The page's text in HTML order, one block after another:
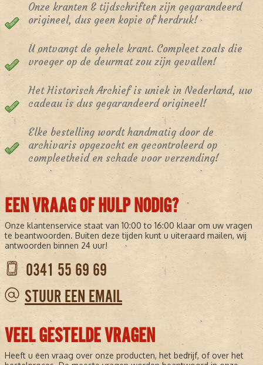
Onze kranten & tijdschriften zijn gegarandeerd
origineel, dus geen kopie of herdruk!
U ontvangt de gehele krant. Compleet zoals die
vroeger op de deurmat zou zijn gevallen!
Het Historisch Archief is uniek in Nederland, uw
cadeau is dus gegarandeerd origineel!
Elke bestelling wordt handmatig door de
archivaris opgezocht en gecontroleerd op
compleetheid en schade voor verzending!
EEN VRAAG OF HULP NODIG?
Onze klantenservice staat van 10:00 to 16:00 klaar om uw vragen
te beantwoorden. Buiten deze tijden kunt u uiteraard mailen, wij
antwoorden binnen 24 uur!
0341 55 69 69
STUUR EEN EMAIL
VEEL GESTELDE VRAGEN
Heeft u een vraag over onze producten, het bedrijf, of over het